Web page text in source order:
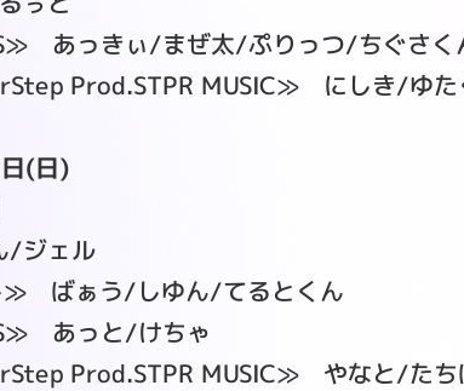
あっきぃ/まぜ太/ぷりっつ/ちぐさく
Prod.STPR MUSIC≫ にしき/ゆ
(日)
ジェル
ばぁう/しゆん/てるとくん
あっと/けちゃ
Prod.STPR MUSIC≫ やなと/た